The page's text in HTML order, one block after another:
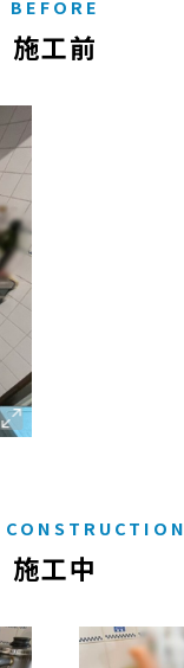
BEFORE
施工前
CONSTRUCTION
施工中